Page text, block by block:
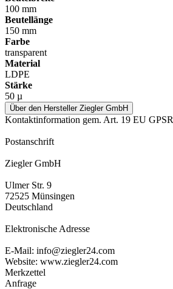
100 mm
Beutellänge
150 mm
Farbe
transparent
Material
LDPE
Stärke
50 µ
Über den Hersteller Ziegler GmbH
Kontaktinformation gem. Art. 19 EU GPSR
Postanschrift
Ziegler GmbH
Ulmer Str. 9
72525 Münsingen
Deutschland
Elektronische Adresse
E-Mail: info@ziegler24.com
Website: www.ziegler24.com
Merkzettel
Anfrage